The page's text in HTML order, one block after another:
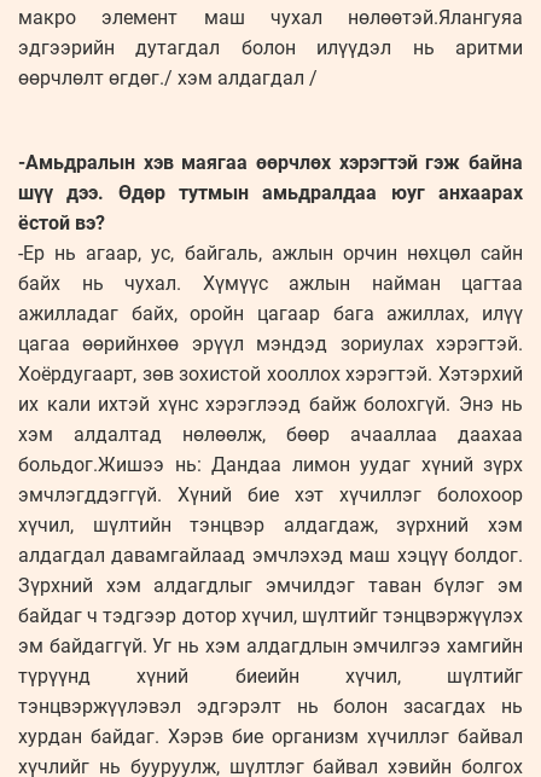
макро элемент маш чухал нөлөөтэй.Ялангуяа
эдгээрийн дутагдал болон илүүдэл нь аритми
өөрчлөлт өгдөг./ хэм алдагдал /
-Амьдралын хэв маягаа өөрчлөх хэрэгтэй гэж байна
шүү дээ. Өдөр тутмын амьдралдаа юуг анхаарах
ёстой вэ?
-Ер нь агаар, ус, байгаль, ажлын орчин нөхцөл сайн
байх нь чухал. Хүмүүс ажлын найман цагтаа
ажилладаг байх, оройн цагаар бага ажиллах, илүү
цагаа өөрийнхөө эрүүл мэндэд зориулах хэрэгтэй.
Хоёрдугаарт, зөв зохистой хооллох хэрэгтэй. Хэтэрхий
их кали ихтэй хүнс хэрэглээд байж болохгүй. Энэ нь
хэм алдалтад нөлөөлж, бөөр ачааллаа даахаа
больдог.Жишээ нь: Дандаа лимон уудаг хүний зүрх
эмчлэгддэггүй. Хүний бие хэт хүчиллэг болохоор
хүчил, шүлтийн тэнцвэр алдагдаж, зүрхний хэм
алдагдал давамгайлаад эмчлэхэд маш хэцүү болдог.
Зүрхний хэм алдагдлыг эмчилдэг таван бүлэг эм
байдаг ч тэдгээр дотор хүчил, шүлтийг тэнцвэржүүлэх
эм байдаггүй. Уг нь хэм алдагдлын эмчилгээ хамгийн
түрүүнд хүний биеийн хүчил, шүлтийг
тэнцвэржүүлэвэл эдгэрэлт нь болон засагдах нь
хурдан байдаг. Хэрэв бие организм хүчиллэг байвал
хүчлийг нь бууруулж, шүлтлэг байвал хэвийн болгох